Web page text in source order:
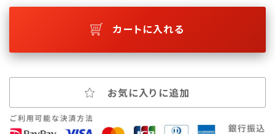
カートに入れる
お気に入りに追加